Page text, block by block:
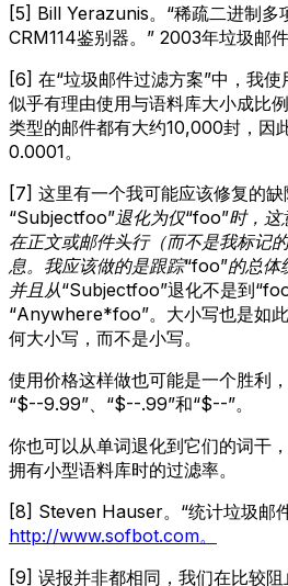
[5] Bill Yerazunis。“稀疏二进制多
CRM114鉴别器。” 2003年垃圾邮件
[6] 在“垃圾邮件过滤方案”中，我使
似乎有理由使用与语料库大小成比
类型的邮件都有大约10,000封，因
0.0001。
[7] 这里有一个我可能应该修复的缺
“Subjectfoo”退化为仅“foo”时，
在正文或邮件头行（而不是我标记
息。我应该做的是跟踪“foo”的总体
并且从“Subjectfoo”退化不是到
“Anywhere*foo”。大小写也是如
何大小写，而不是小写。
使用价格这样做也可能是一个胜利
“$--9.99”、“$--.99”和“$--”。
你也可以从单词退化到它们的词干
拥有小型语料库时的过滤率。
[8] Steven Hauser。“统计垃圾邮
http://www.sofbot.com。
[9] 误报并非都相同，我们在比较